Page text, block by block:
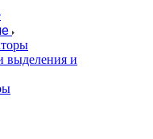
выделения и